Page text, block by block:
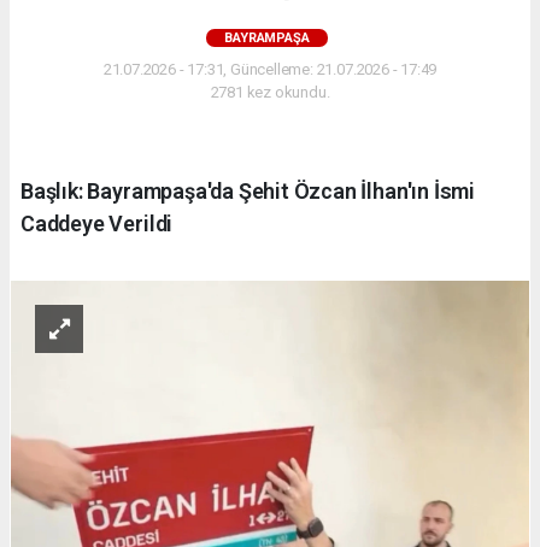
BAYRAMPAŞA
21.07.2026 - 17:31, Güncelleme: 21.07.2026 - 17:49
2781 kez okundu.
Başlık: Bayrampaşa'da Şehit Özcan İlhan'ın İsmi
Caddeye Verildi